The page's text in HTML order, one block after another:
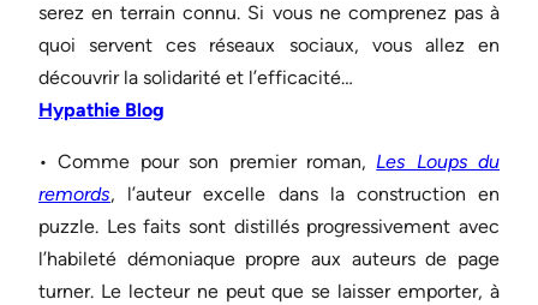
serez en terrain connu. Si vous ne comprenez pas à
quoi servent ces réseaux sociaux, vous allez en
découvrir la solidarité et l’efficacité…
Hypathie Blog
• Comme pour son premier roman, Les Loups du
remords, l’auteur excelle dans la construction en
puzzle. Les faits sont distillés progressivement avec
l’habileté démoniaque propre aux auteurs de page
turner. Le lecteur ne peut que se laisser emporter, à